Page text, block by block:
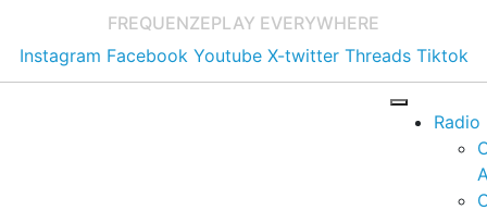
FREQUENZEPLAY EVERYWHERE
Instagram Facebook Youtube X-twitter Threads Tiktok
Radio